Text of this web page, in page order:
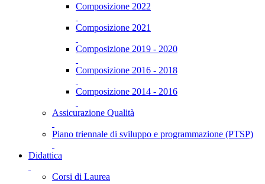
Composizione 2022
Composizione 2021
Composizione 2019 - 2020
Composizione 2016 - 2018
Composizione 2014 - 2016
Assicurazione Qualità
Piano triennale di sviluppo e programmazione (PTSP)
Didattica
Corsi di Laurea